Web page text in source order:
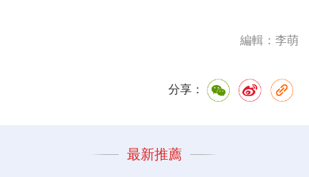
編輯：李萌
分享：
最新推薦